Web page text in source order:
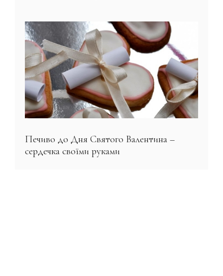
Печиво до Дня Святого Валентина –
сердечка своїми руками